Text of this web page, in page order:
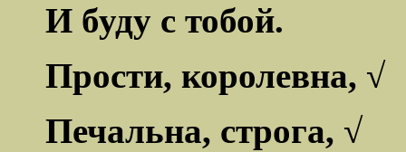
И буду с тобой.
Прости, королевна, √
Печальна, строга, √